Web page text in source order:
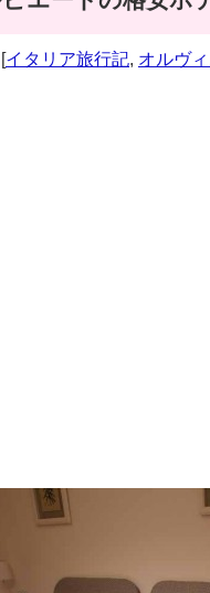
[イタリア旅行記, オルヴ